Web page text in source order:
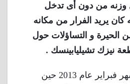
من دون أى تدخل
كان يريد الفرار من مكانه
الحيرة و التساؤلات حول
نيزك تشيليابينسك .
بدأت القصة فى شهر فبراير عام 2013 حين